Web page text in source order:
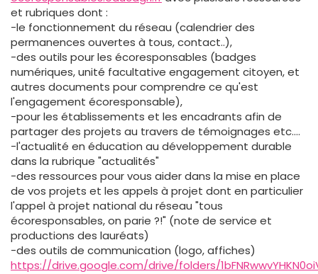
et rubriques dont :
-le fonctionnement du réseau (calendrier des
permanences ouvertes à tous, contact..),
-des outils pour les écoresponsables (badges
numériques, unité facultative engagement citoyen, et
autres documents pour comprendre ce qu'est
l'engagement écoresponsable),
-pour les établissements et les encadrants afin de
partager des projets au travers de témoignages etc....
-l'actualité en éducation au développement durable
dans la rubrique "actualités"
-des ressources pour vous aider dans la mise en place
de vos projets et les appels à projet dont en particulier
l'appel à projet national du réseau "tous
écoresponsables, on parie ?!" (note de service et
productions des lauréats)
-des outils de communication (logo, affiches)
https://drive.google.com/drive/folders/